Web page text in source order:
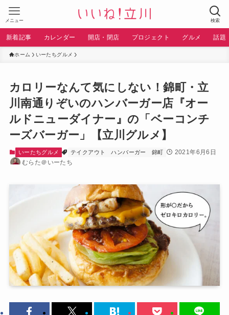
検索
メニュー
新着記事 カレンダー 開店・閉店 プロジェクト グルメ 話題
ホーム いーたちグルメ
カロリーなんて気にしない！錦町・立
川南通りぞいのハンバーガー店『オー
ルドニューダイナー』の「ベーコンチ
ーズバーガー」【立川グルメ】
いーたちグルメ テイクアウト ハンバーガー 錦町
2021年6月6日
むらた＠いーたち